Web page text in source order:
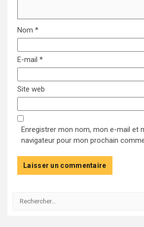
Nom *
E-mail *
Site web
Enregistrer mon nom, mon e-mail et
navigateur pour mon prochain
Rechercher :